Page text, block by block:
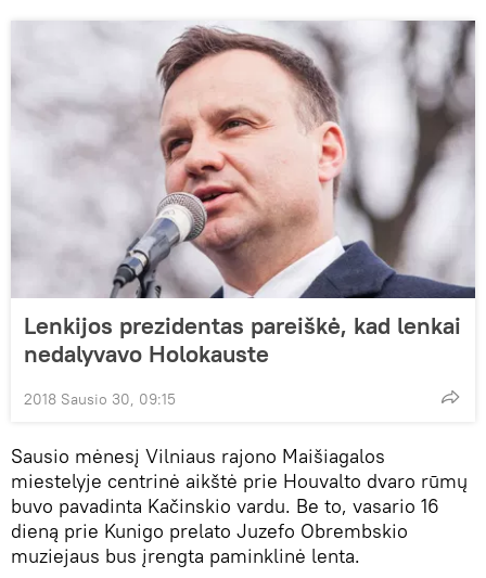
Lenkijos prezidentas pareiškė, kad lenkai
nedalyvavo Holokauste
2018 Sausio 30, 09:15
Sausio mėnesį Vilniaus rajono Maišiagalos
miestelyje centrinė aikštė prie Houvalto dvaro rūmų
buvo pavadinta Kačinskio vardu. Be to, vasario 16
dieną prie Kunigo prelato Juzefo Obrembskio
muziejaus bus įrengta paminklinė lenta.